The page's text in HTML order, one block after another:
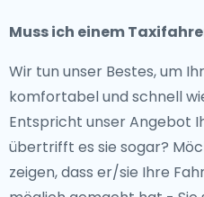
Muss ich einem
Wir tun unser Bestes, um
komfortabel und schnell
Entspricht unser Angebot
übertrifft es sie sogar?
zeigen, dass er/sie Ihre